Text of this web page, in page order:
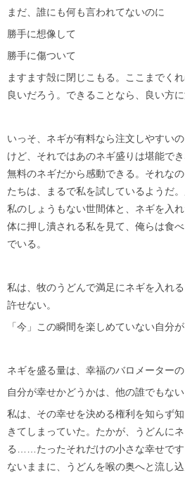
まだ、誰にも何も言われてないのに
勝手に想像して
勝手に傷ついて
ますます殻に閉じこもる。ここまでく
良いだろう。できることなら、良い方
いっそ、ネギが有料なら注文しやすい
けど、それではあのネギ盛りは堪能で
無料のネギだから感動できる。それな
たちは、まるで私を試しているようだ
私のしょうもない世間体と、ネギを入
体に押し潰される私を見て、俺らは食
でいる。
私は、牧のうどんで満足にネギを入れ
許せない。
「今」この瞬間を楽しめていない自分が
ネギを盛る量は、幸福のバロメーターの
自分が幸せかどうかは、他の誰でもな
私は、その幸せを決める権利を知らず
きてしまっていた。たかが、うどんに
る……たったそれだけの小さな幸せです
ないままに、うどんを喉の奥へと流し